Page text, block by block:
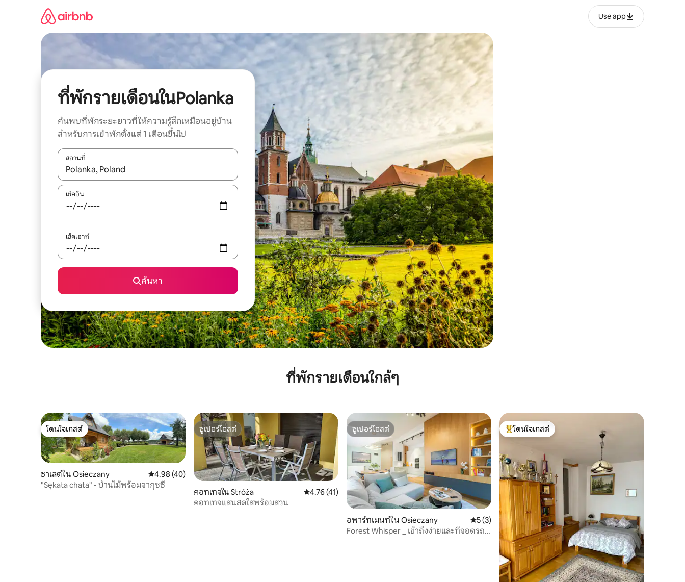
Use app
ที่พักรายเดือนในPolanka
ค้นพบที่พักระยะยาวที่ให้ความรู้สึกเหมือนอยู่บ้าน
สำหรับการเข้าพักตั้งแต่ 1 เดือนขึ้นไป
สถานที่
ใช้ลูกศรขึ้นลง หรือใช้การสัมผัสหรือปัด เพื่อสำรวจผลการค้นหา
เช็คอิน
เช็คเอาท์
ค้นหา
ที่พักรายเดือนใกล้ๆ
โดนใจเกสต์
โดนใจเกสต์
ชาเลต์ใน Osieczany คะแนนเฉลี่ย 4.98 จาก 5, 40 รีวิว
4.98 (40)
"Sękata chata" - บ้านไม้พร้อมจากุซซี่
ซูเปอร์โฮสต์
ซูเปอร์โฮสต์
คอทเทจใน Stróża คะแนนเฉลี่ย 4.76 จาก 5, 41 รีวิว
4.76 (41)
คอทเทจแสนสดใสพร้อมสวน
ซูเปอร์โฮสต์
ซูเปอร์โฮสต์
อพาร์ทเมนท์ใน Osieczany คะแนนเฉลี่ย 5 จาก 5, 3 รีวิว
5 (3)
Forest Whisper _ เข้าถึงง่ายและที่จอดรถ
โดนใจเกสต์ที่สุด
โดนใจเกสต์